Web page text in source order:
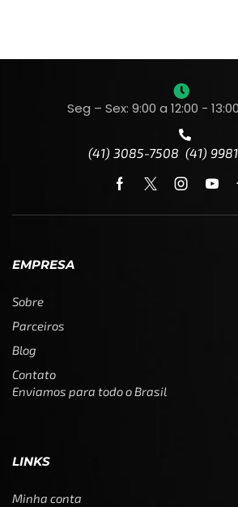
Seg – Sex: 9:00 a 12:00 -
(41) 3085-7508 (41)
EMPRESA
Sobre
Parceiros
Blog
Contato
Enviamos para todo o Brasil
LINKS
Minha conta